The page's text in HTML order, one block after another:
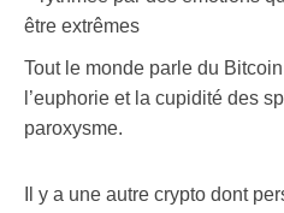
être extrêmes
Tout le monde parle du
l’euphorie et la cupidité des
paroxysme.
Il y a une autre crypto dont